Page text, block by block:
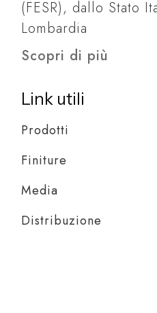
(FESR), dallo Stato
Lombardia
Scopri di più
Link utili
Prodotti
Finiture
Media
Distribuzione